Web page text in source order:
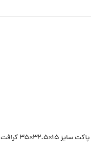
پاکت سایز 15×32.5×35 کرافت بسته 50 عددی